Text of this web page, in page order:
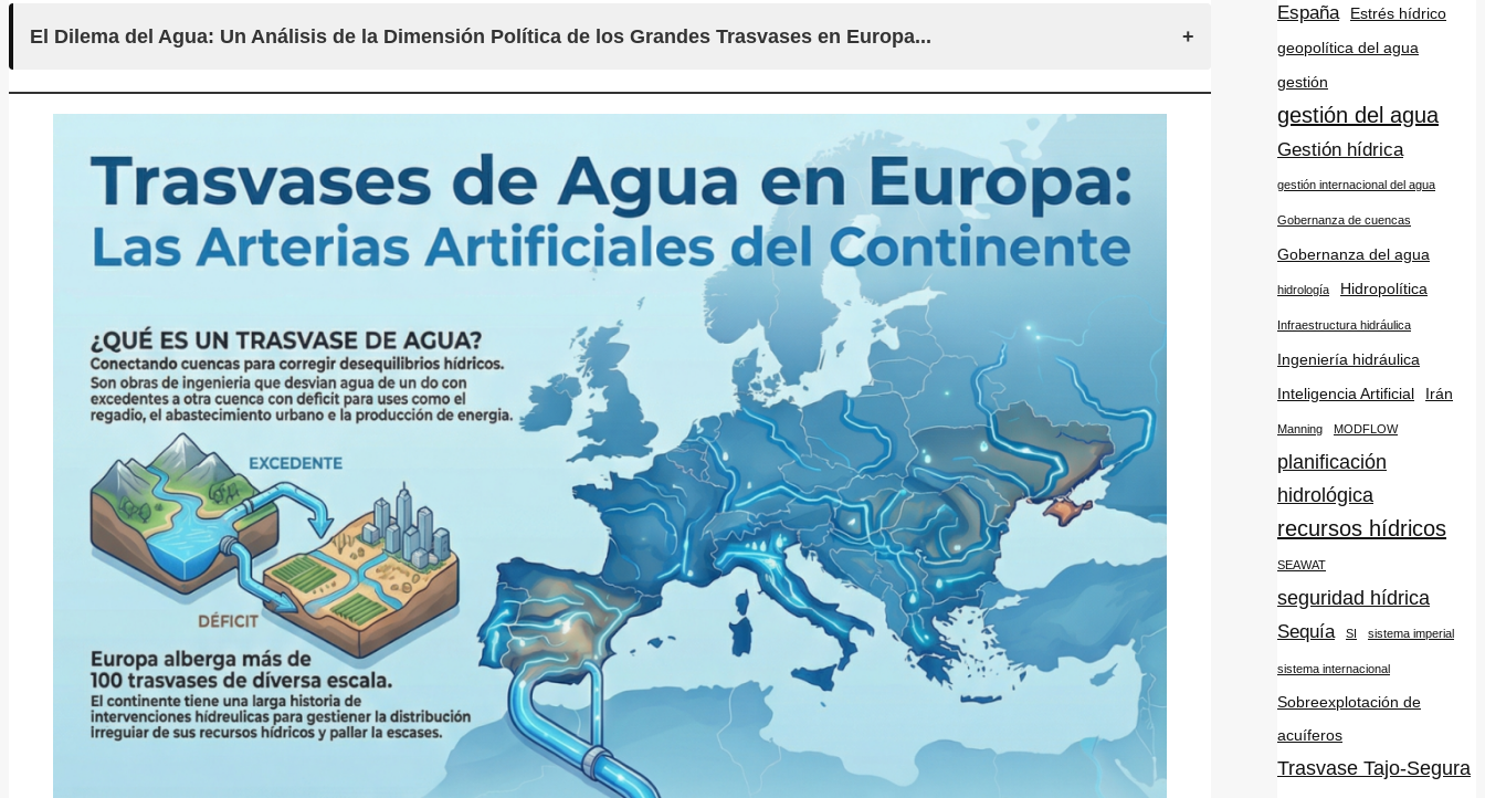
El Dilema del Agua: Un Análisis de la Dimensión Política de los Grandes Trasvases en Europa...
España
Estrés hídrico
geopolítica del agua
gestión
gestión del agua
Gestión hídrica
gestión internacional del agua
Gobernanza de cuencas
Gobernanza del agua
hidrología Hidropolítica
Infraestructura hidráulica
Ingeniería hidráulica
Inteligencia Artificial
Irán
Manning MODFLOW
planificación
hidrológica
recursos hídricos
SEAWAT
seguridad hídrica
Sequía SI sistema imperial
sistema internacional
Sobreexplotación de
acuíferos
Trasvase Tajo-Segura